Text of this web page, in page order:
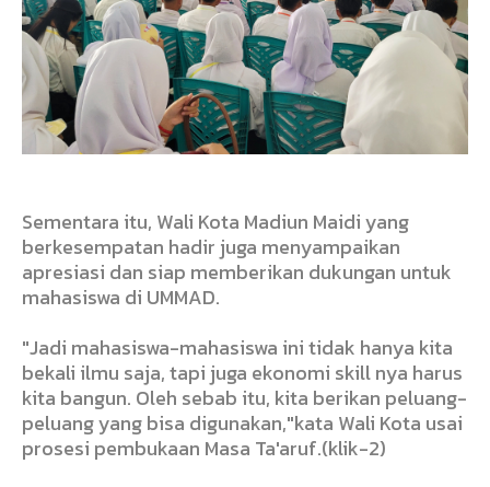
Sementara itu, Wali Kota Madiun Maidi yang
berkesempatan hadir juga menyampaikan
apresiasi dan siap memberikan dukungan untuk
mahasiswa di UMMAD.
"Jadi mahasiswa-mahasiswa ini tidak hanya kita
bekali ilmu saja, tapi juga ekonomi skill nya harus
kita bangun. Oleh sebab itu, kita berikan peluang-
peluang yang bisa digunakan,"kata Wali Kota usai
prosesi pembukaan Masa Ta'aruf.(klik-2)